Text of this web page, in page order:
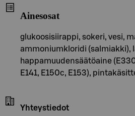
Ainesosat
glukoosisiirappi, sokeri, vesi,
ammoniumkloridi (salmiakki),
happamuudensäätöaine
E141, E150c, E153),
Yhteystiedot